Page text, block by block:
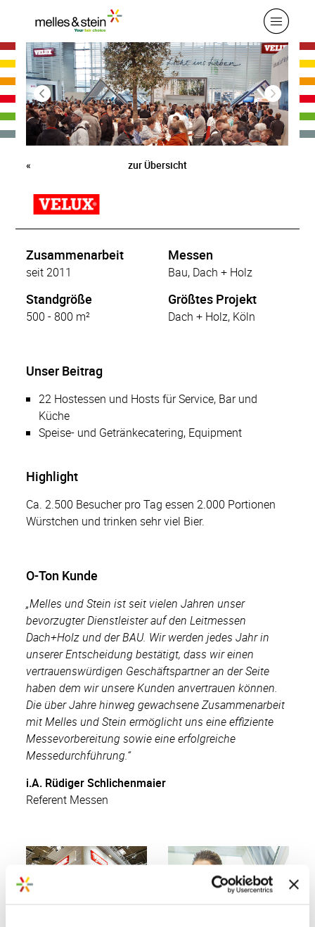
« zur Übersicht
Zusammenarbeit
seit 2011
Messen
Bau, Dach + Holz
Standgröße
500 - 800 m²
Größtes Projekt
Dach + Holz, Köln
Unser Beitrag
22 Hostessen und Hosts für Service, Bar und
Küche
Speise- und Getränkecatering, Equipment
Highlight
Ca. 2.500 Besucher pro Tag essen 2.000 Portionen
Würstchen und trinken sehr viel Bier.
O-Ton Kunde
„Melles und Stein ist seit vielen Jahren unser
bevorzugter Dienstleister auf den Leitmessen
Dach+Holz und der BAU. Wir werden jedes Jahr in
unserer Entscheidung bestätigt, dass wir einen
vertrauenswürdigen Geschäftspartner an der Seite
haben dem wir unsere Kunden anvertrauen können.
Die über Jahre hinweg gewachsene Zusammenarbeit
mit Melles und Stein ermöglicht uns eine effiziente
Messevorbereitung sowie eine erfolgreiche
Messedurchführung.“
i.A. Rüdiger Schlichenmaier
Referent Messen